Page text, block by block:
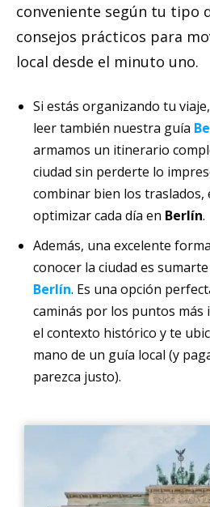
conveniente según tu tipo
consejos prácticos para
local desde el minuto uno.
Si estás organizando tu
leer también nuestra guía
armamos un itinerario
ciudad sin perderte lo
combinar bien los
optimizar cada día en Berlín.
Además, una excelente
conocer la ciudad es
Berlín. Es una opción
caminás por los puntos
el contexto histórico y te
mano de un guía local (y
parezca justo).